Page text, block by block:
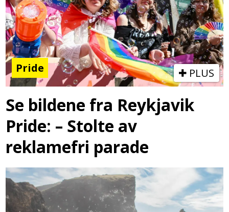
Pride PLUS
Se bildene fra Reykjavik
Pride: – Stolte av
reklamefri parade